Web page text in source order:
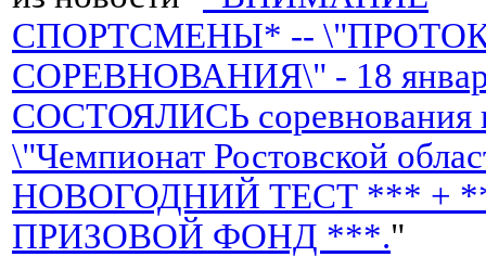
СПОРТСМЕНЫ* --
СОРЕВНОВАНИЯ\" - 18
СОСТОЯЛИСЬ соревнования
\"Чемпионат Ростовской
НОВОГОДНИЙ ТЕСТ *** +
ПРИЗОВОЙ ФОНД ***."